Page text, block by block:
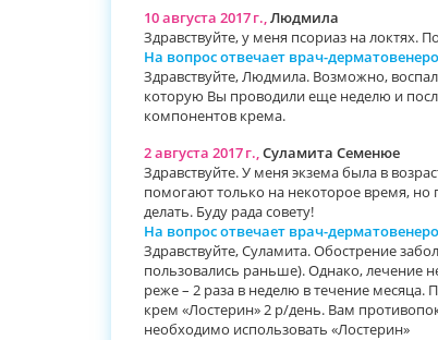
10 августа 2017 г.,Людмила
Здравствуйте, у меня псориаз на локтях.
На вопрос отвечает врач-
Здравствуйте, Людмила. Возможно,
которую Вы проводили еще неделю и
компонентов крема.
2 августа 2017 г.,Суламита Семенюе
Здравствуйте. У меня экзема была в
помогают только на некоторое время, но
делать. Буду рада совету!
На вопрос отвечает врач-
Здравствуйте, Суламита. Обострение
пользовались раньше). Однако, лечение
реже – 2 раза в неделю в течение
крем «Лостерин» 2 р/день. Вам
необходимо использовать «Лостерин»